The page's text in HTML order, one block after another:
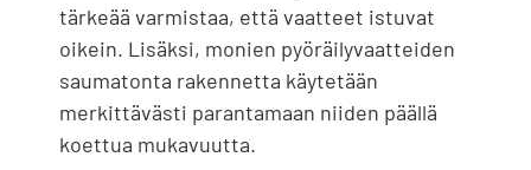
tärkeää varmistaa, että vaatteet istuvat
oikein. Lisäksi, monien pyöräilyvaatteiden
saumatonta rakennetta käytetään
merkittävästi parantamaan niiden päällä
koettua mukavuutta.